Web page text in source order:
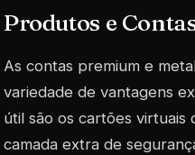
Produtos e
As contas premium e
variedade de vantagens
útil são os cartões
camada extra de